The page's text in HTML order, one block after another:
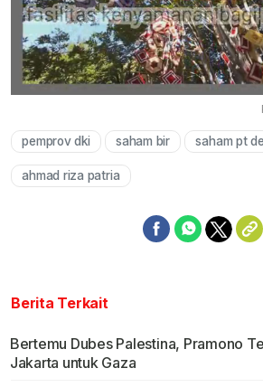
pemprov dki saham bir saham pt
ahmad riza patria
Berita Terkait
Bertemu Dubes Palestina, Pramono
Jakarta untuk Gaza